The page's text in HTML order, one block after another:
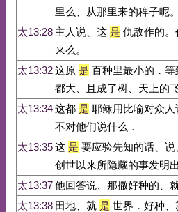
里么、从那里来的稗子呢。
太13:28 主人说、这 是 仇敌作的。
来么。
太13:32这原 是 百种里最小的．
都大、且成了树、天上的
太13:34这都 是 耶稣用比喻对众
不对他们说什么．
太13:35这 是 要应验先知的话、
创世以来所隐藏的事发明出
太13:37他回答说、那撒好种的、
太13:38 田地、就 是 世界．好种、